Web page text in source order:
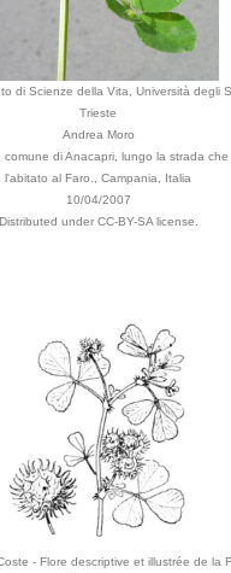
di Scienze della Vita, Università degli
Trieste
Andrea Moro
comune di Anacapri, lungo la strada che
l'abitato al Faro., Campania, Italia
10/04/2007
Distributed under CC-BY-SA license.
- Flore descriptive et illustrée de la